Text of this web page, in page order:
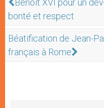
Benoît XVI pour un
bonté et respect
Béatification de Jean-
français à Rome